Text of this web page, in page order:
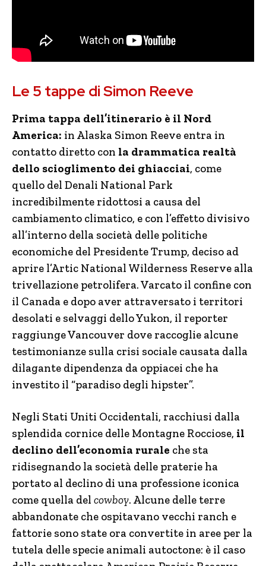
Le 5 tappe di Simon Reeve
Prima tappa dell’itinerario è il Nord
America: in Alaska Simon Reeve entra in
contatto diretto con la drammatica realtà
dello scioglimento dei ghiacciai, come
quello del Denali National Park
incredibilmente ridottosi a causa del
cambiamento climatico, e con l’effetto divisivo
all’interno della società delle politiche
economiche del Presidente Trump, deciso ad
aprire l’Artic National Wilderness Reserve alla
trivellazione petrolifera. Varcato il confine con
il Canada e dopo aver attraversato i territori
desolati e selvaggi dello Yukon, il reporter
raggiunge Vancouver dove raccoglie alcune
testimonianze sulla crisi sociale causata dalla
dilagante dipendenza da oppiacei che ha
investito il “paradiso degli hipster”.
Negli Stati Uniti Occidentali, racchiusi dalla
splendida cornice delle Montagne Rocciose, il
declino dell’economia rurale che sta
ridisegnando la società delle praterie ha
portato al declino di una professione iconica
come quella del cowboy. Alcune delle terre
abbandonate che ospitavano vecchi ranch e
fattorie sono state ora convertite in aree per la
tutela delle specie animali autoctone: è il caso